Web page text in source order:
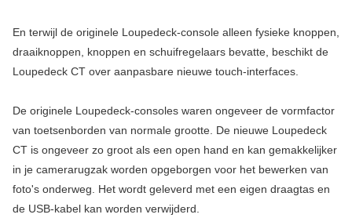
En terwijl de originele Loupedeck-console alleen fysieke knoppen,
draaiknoppen, knoppen en schuifregelaars bevatte, beschikt de
Loupedeck CT over aanpasbare nieuwe touch-interfaces.
De originele Loupedeck-consoles waren ongeveer de vormfactor
van toetsenborden van normale grootte. De nieuwe Loupedeck
CT is ongeveer zo groot als een open hand en kan gemakkelijker
in je camerarugzak worden opgeborgen voor het bewerken van
foto's onderweg. Het wordt geleverd met een eigen draagtas en
de USB-kabel kan worden verwijderd.